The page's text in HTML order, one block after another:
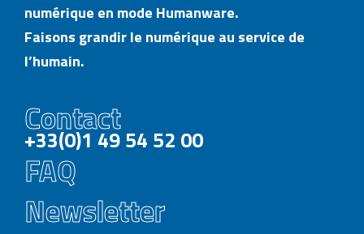
numérique en mode Humanware.
Faisons grandir le numérique au service de
l’humain.
Contact
+33(0)1 49 54 52 00
FAQ
Newsletter